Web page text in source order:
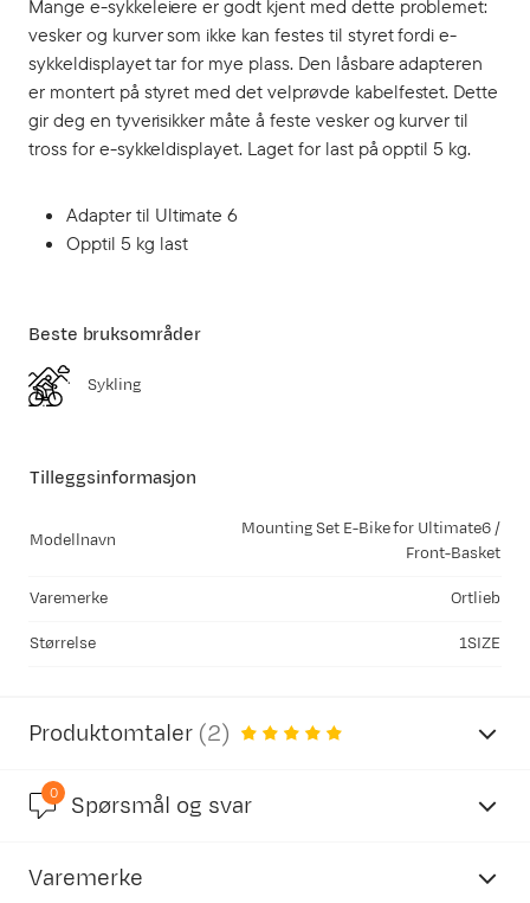
Mange e-sykkeleiere er godt kjent med dette problemet:
vesker og kurver som ikke kan festes til styret fordi e-
sykkeldisplayet tar for mye plass. Den låsbare adapteren
er montert på styret med det velprøvde kabelfestet. Dette
gir deg en tyverisikker måte å feste vesker og kurver til
tross for e-sykkeldisplayet. Laget for last på opptil 5 kg.
Adapter til Ultimate 6
Opptil 5 kg last
Tilleggsinformasjon
Modellnavn
Mounting Set E-Bike for Ultimate6 /
Front-Basket
Varemerke Ortlieb
Størrelse 1SIZE
Beste bruksområder
Sykling
Produktomtaler (2)
5.0
0 Spørsmål og svar
Varemerke